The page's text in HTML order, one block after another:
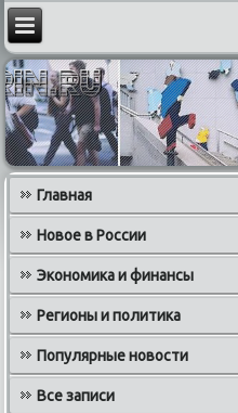
Главная
Новое в России
Экономика и финансы
Регионы и политика
Популярные новости
Все записи